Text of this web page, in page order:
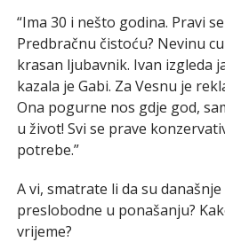
“Ima 30 i nešto godina. Pravi
Predbračnu čistoću? Nevinu
krasan ljubavnik. Ivan izgleda
kazala je Gabi. Za Vesnu je
Ona pogurne nos gdje god,
u život! Svi se prave
potrebe.”
A vi, smatrate li da su
preslobodne u ponašanju?
vrijeme?